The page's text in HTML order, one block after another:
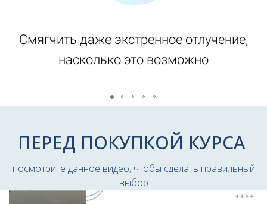
Смягчить даже экстренное отлучение,
насколько это возможно
ПЕРЕД ПОКУПКОЙ КУРСА
посмотрите данное видео, чтобы сделать правильный
выбор
Ссылка на это место страницы: